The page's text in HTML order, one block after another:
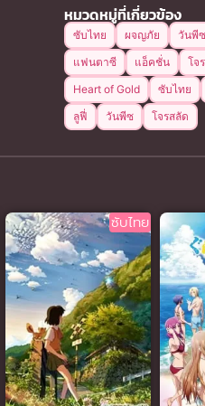
หมวดหมู่ที่เกี่ยวข้อง
ซับไทย ผจญภัย วันพีซ
แฟนตาซี
แอ็คชั่น โจ
Heart of Gold
ซับไทย
ลูฟี่
วันพีซ โจรสลัด
ซับไทย